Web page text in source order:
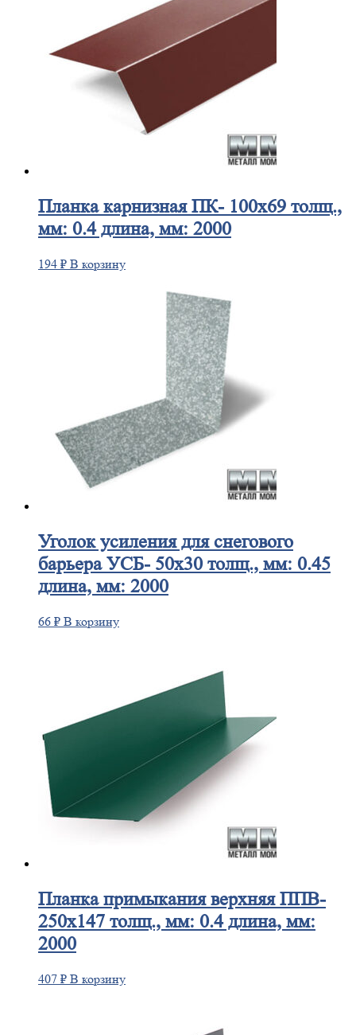
Планкакарнизная ПК- 100х69 толщ.,
мм: 0.4 длина, мм: 2000
194 ₽ В корзину
Уголокусиления для снегового
барьера УСБ- 50х30 толщ., мм: 0.45
длина, мм: 2000
66 ₽ В корзину
Планкапримыкания верхняя ППВ-
250х147 толщ., мм: 0.4 длина, мм:
2000
407 ₽ В корзину